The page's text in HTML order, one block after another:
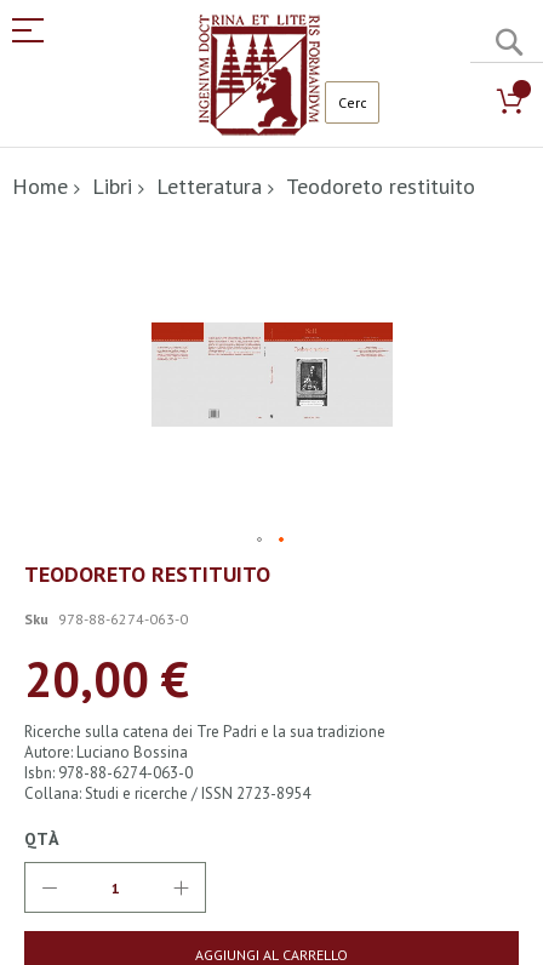
al
contenuto
Home Libri Letteratura Teodoreto restituito
Vai
all'inizio
galleria
immagini
TEODORETO RESTITUITO
Sku 978-88-6274-063-0
20,00 €
Ricerche sulla catena dei Tre Padri e la sua tradizione
Autore: Luciano Bossina
Isbn: 978-88-6274-063-0
Collana: Studi e ricerche / ISSN 2723-8954
QTÀ
AGGIUNGI AL CARRELLO